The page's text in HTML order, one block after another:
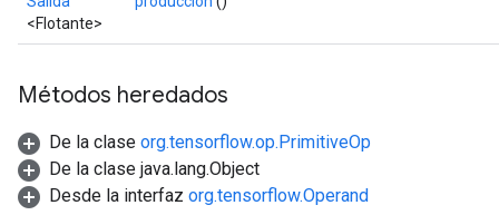
<Flotante>
Métodos heredados
De la clase org.tensorflow.op.PrimitiveOp
De la clase java.lang.Object
Desde la interfaz org.tensorflow.Operand